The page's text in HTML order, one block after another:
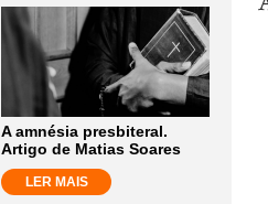
A amnésia presbiteral.
Artigo de Matias Soares
LER MAIS